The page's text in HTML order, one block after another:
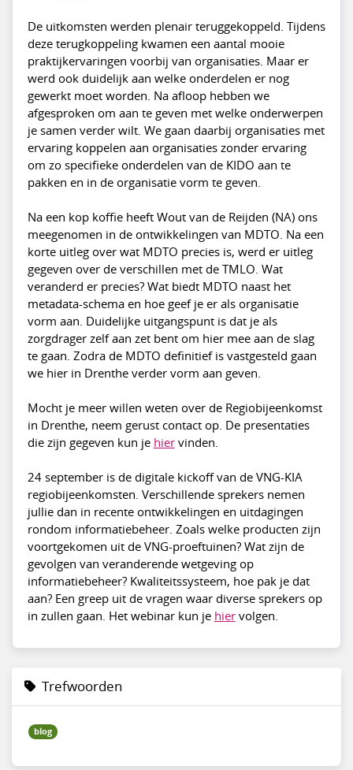
De uitkomsten werden plenair teruggekoppeld. Tijdens
deze terugkoppeling kwamen een aantal mooie
praktijkervaringen voorbij van organisaties. Maar er
werd ook duidelijk aan welke onderdelen er nog
gewerkt moet worden. Na afloop hebben we
afgesproken om aan te geven met welke onderwerpen
je samen verder wilt. We gaan daarbij organisaties met
ervaring koppelen aan organisaties zonder ervaring
om zo specifieke onderdelen van de KIDO aan te
pakken en in de organisatie vorm te geven.
Na een kop koffie heeft Wout van de Reijden (NA) ons
meegenomen in de ontwikkelingen van MDTO. Na een
korte uitleg over wat MDTO precies is, werd er uitleg
gegeven over de verschillen met de TMLO. Wat
veranderd er precies? Wat biedt MDTO naast het
metadata-schema en hoe geef je er als organisatie
vorm aan. Duidelijke uitgangspunt is dat je als
zorgdrager zelf aan zet bent om hier mee aan de slag
te gaan. Zodra de MDTO definitief is vastgesteld gaan
we hier in Drenthe verder vorm aan geven.
Mocht je meer willen weten over de Regiobijeenkomst
in Drenthe, neem gerust contact op. De presentaties
die zijn gegeven kun je hiervinden.
24 september is de digitale kickoff van de VNG-KIA
regiobijeenkomsten. Verschillende sprekers nemen
jullie dan in recente ontwikkelingen en uitdagingen
rondom informatiebeheer. Zoals welke producten zijn
voortgekomen uit de VNG-proeftuinen? Wat zijn de
gevolgen van veranderende wetgeving op
informatiebeheer? Kwaliteitssysteem, hoe pak je dat
aan? Een greep uit de vragen waar diverse sprekers op
in zullen gaan. Het webinar kun je hiervolgen.
Trefwoorden
blog